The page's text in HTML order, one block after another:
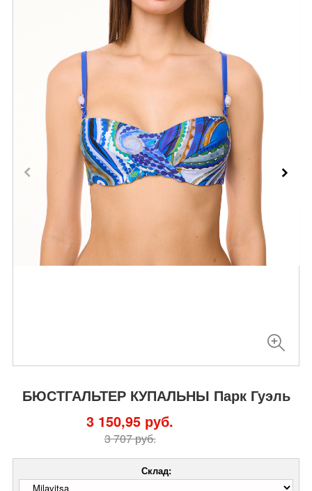
БЮСТГАЛЬТЕР КУПАЛЬНЫ Парк Гуэль
3 707 руб.
3 150,95 руб.
Склад: